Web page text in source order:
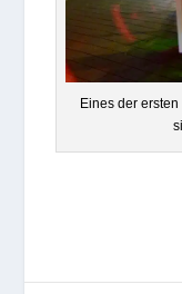
Eines der